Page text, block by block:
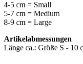
4-5 cm = Small
5-7 cm = Medium
8-9 cm = Large
Artikelabmessungen
Länge ca.: Größe S - 10